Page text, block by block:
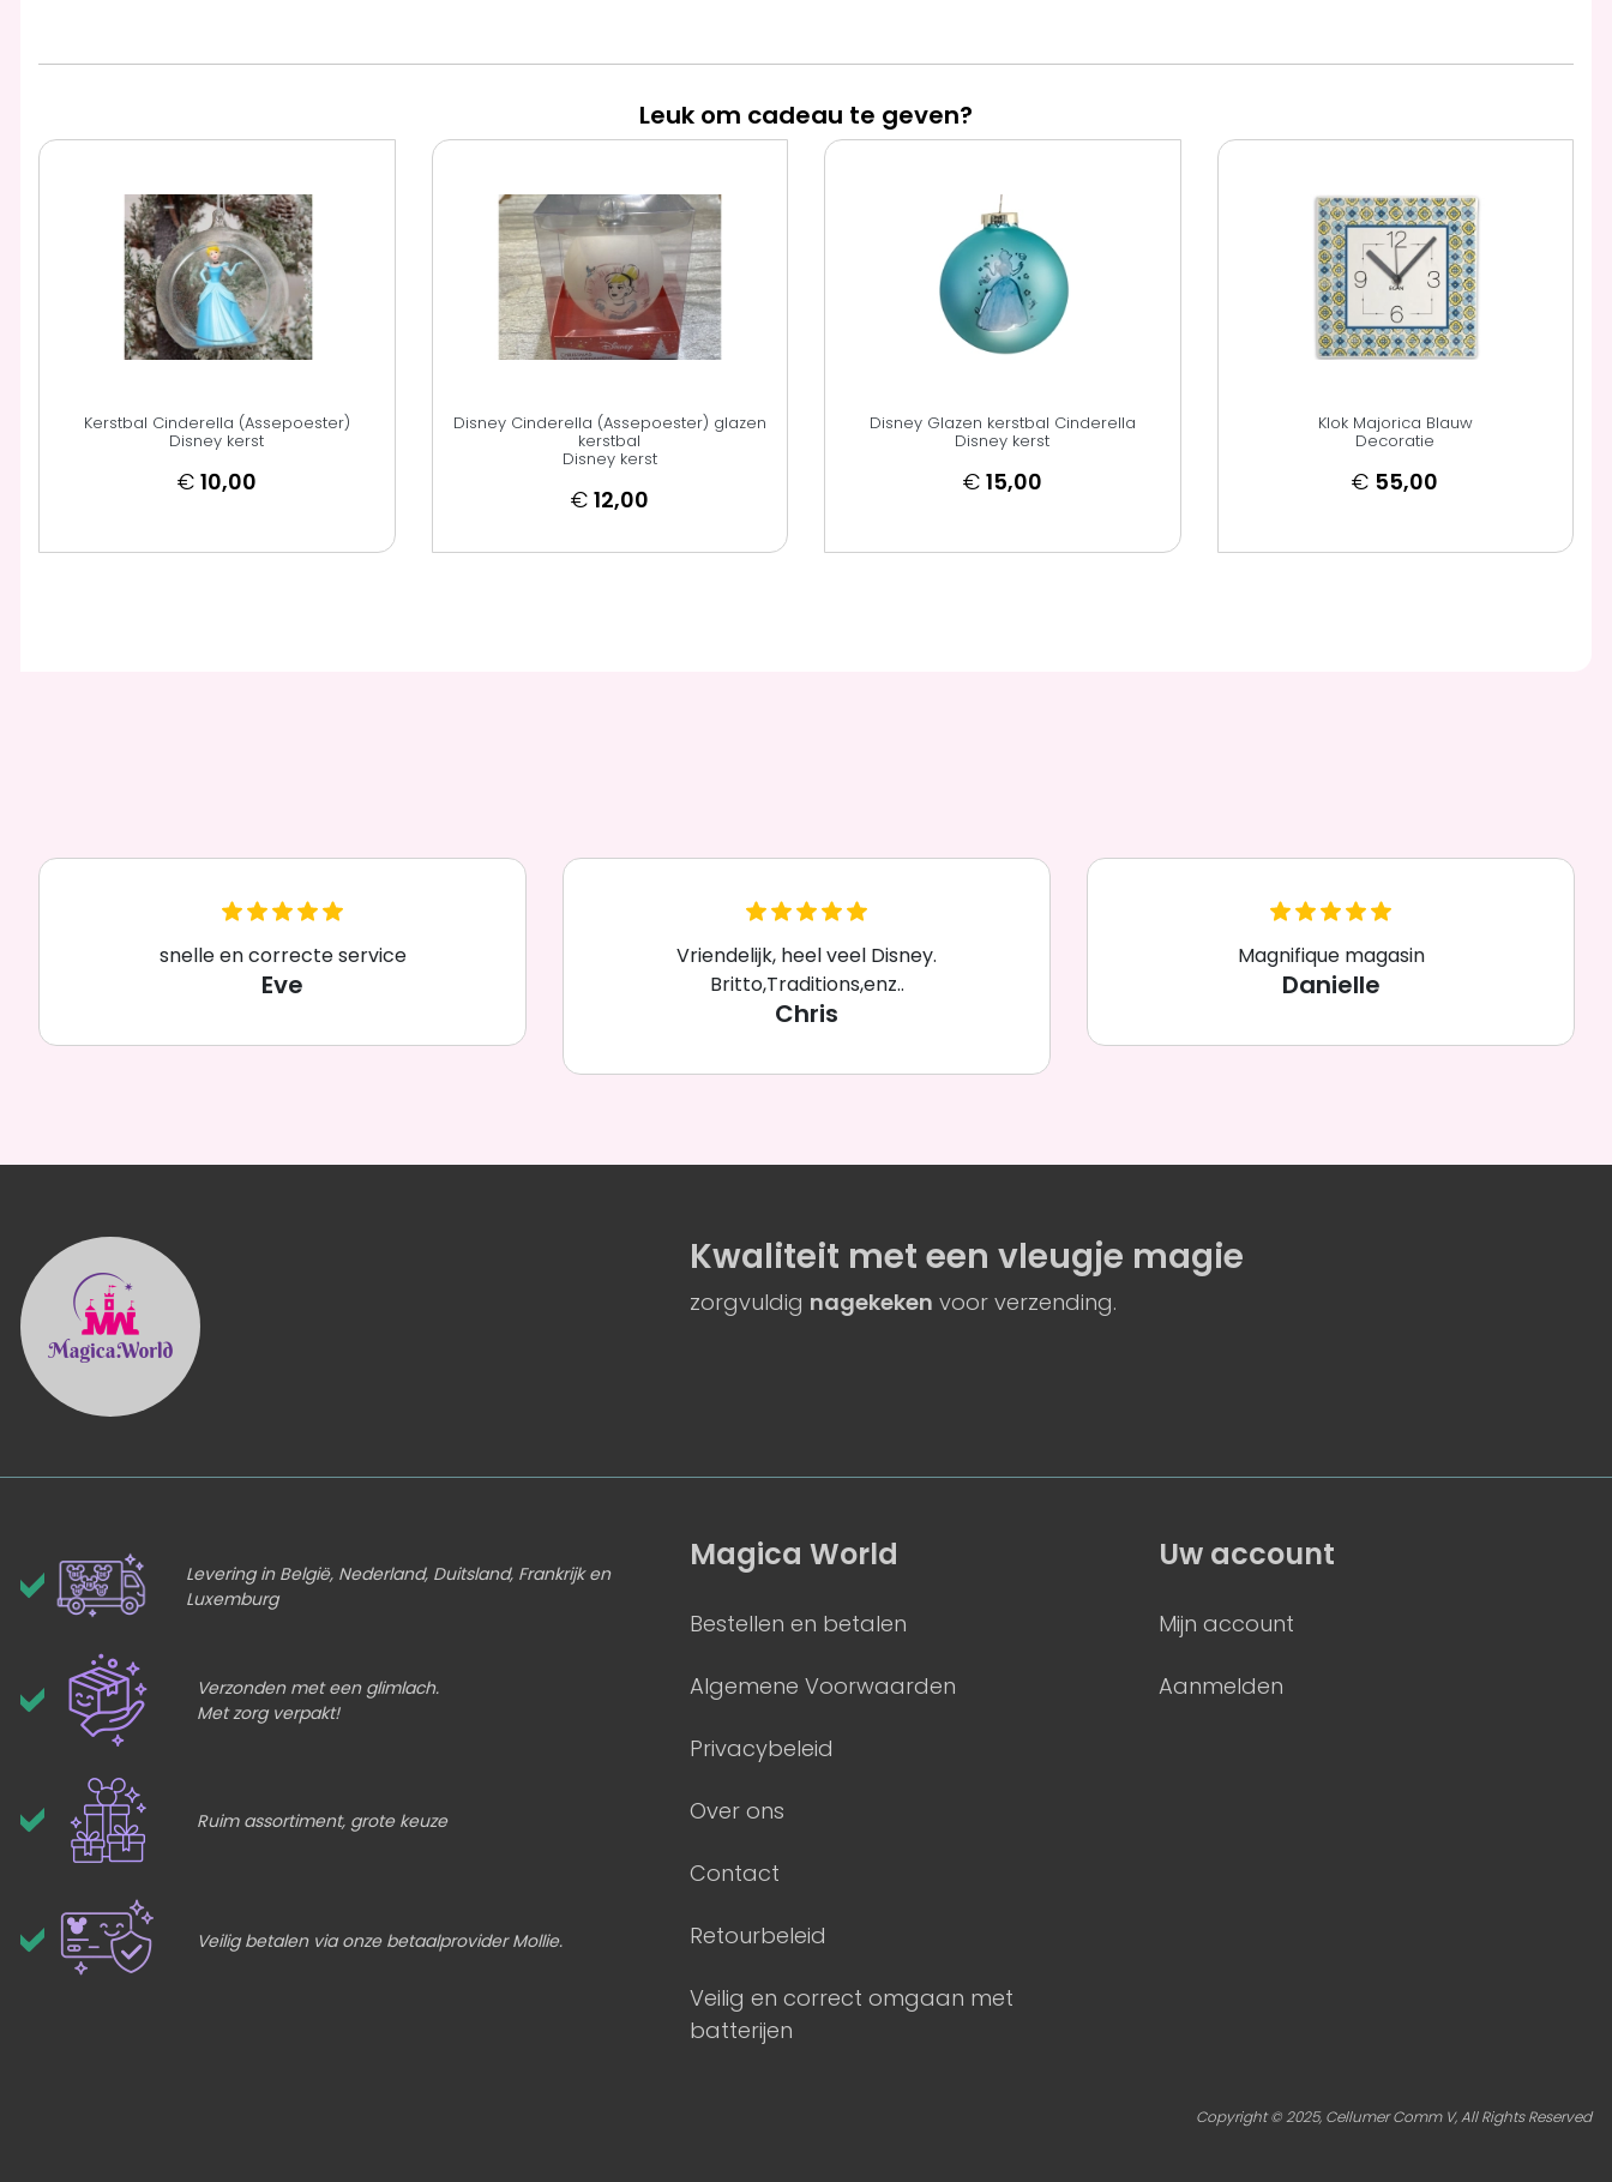
Leuk om cadeau te geven?
Kerstbal Cinderella (Assepoester)
Disney kerst
€ 10,00
Disney Cinderella (Assepoester) glazen
kerstbal
Disney kerst
€ 12,00
Disney Glazen kerstbal Cinderella
Disney kerst
€ 15,00
Klok Majorica Blauw
Decoratie
€ 55,00
snelle en correcte service
Vriendelijk, heel veel Disney.
Britto,Traditions,enz..
Magnifique magasin
Kwaliteit met eenvleugje magie
zorgvuldig nagekeken voor verzending.
Levering in België, Nederland, Duitsland, Frankrijk en
Luxemburg
Verzonden met een glimlach.
Met zorg verpakt!
Ruim assortiment, grote keuze
Veilig betalen via onze betaalprovider Mollie.
Magica World
Bestellen en betalen
Algemene Voorwaarden
Privacybeleid
Over ons
Contact
Retourbeleid
Veilig en correct omgaan met
batterijen
Uw account
Mijn account
Aanmelden
Copyright © 2025, Cellumer Comm V, All Rights Reserved